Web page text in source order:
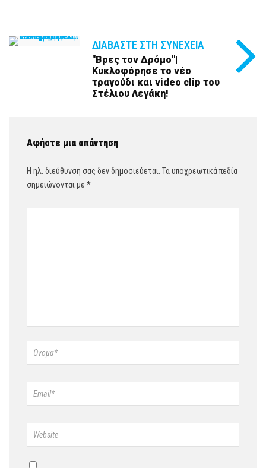
ΔΙΑΒΆΣΤΕ ΣΤΗ ΣΥΝΈΧΕΙΑ
"Βρες τον Δρόμο"|
Κυκλοφόρησε το νέο
τραγούδι και video clip του
Στέλιου Λεγάκη!
Αφήστε μια απάντηση
Η ηλ. διεύθυνση σας δεν δημοσιεύεται. Τα υποχρεωτικά πεδία
σημειώνονται με *